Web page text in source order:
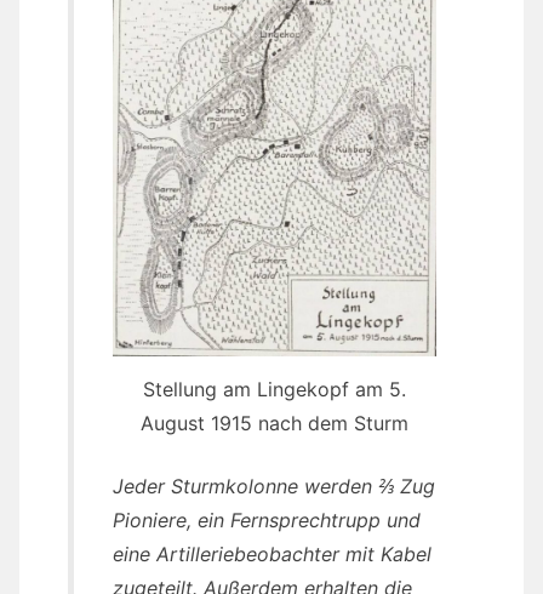
Stellung am Lingekopf am 5.
August 1915 nach dem Sturm
Jeder Sturmkolonne werden ⅔ Zug
Pioniere, ein Fernsprechtrupp und
eine Artilleriebeobachter mit Kabel
zugeteilt. Außerdem erhalten die